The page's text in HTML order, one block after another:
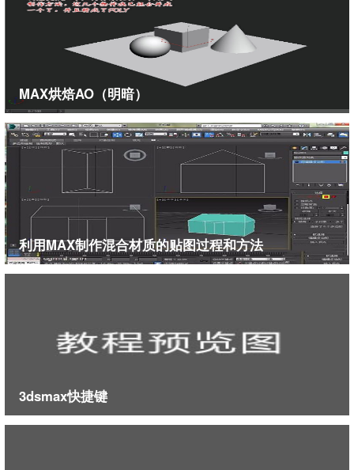
11、设置好后，找到渲染选项。
MAX烘焙AO（明暗）
利用MAX制作混合材质的贴图过程和方法
3dsmax快捷键